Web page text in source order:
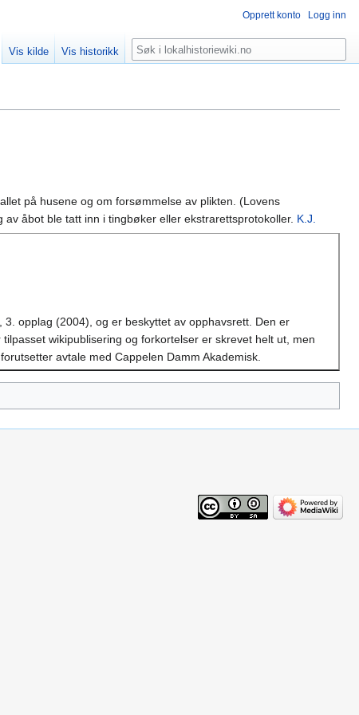
på husene og om forsømmelse av plikten. (Lovens
åbot ble tatt inn i tingbøker eller ekstrarettsprotokoller. K.J.
3. opplag (2004), og er beskyttet av opphavsrett. Den er
wikipublisering og forkortelser er skrevet helt ut, men
avtale med Cappelen Damm Akademisk.
Opprett konto Logg inn
Vis kilde Vis historikk Søk